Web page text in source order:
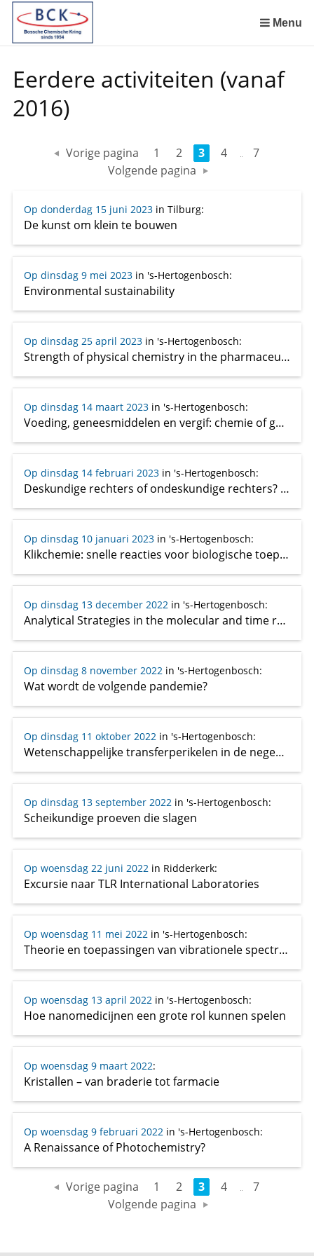
Sla
links
over
naar
de
inhoud
Menu
Eerdere activiteiten (vanaf
2016)
Vorige pagina 1 2 3 4
7
Volgende pagina
Op donderdag 15 juni 2023in Tilburg:
De kunst om klein te bouwen
Op dinsdag 9 mei 2023in 's-Hertogenbosch:
Environmental sustainability
Op dinsdag 25 april 2023in 's-Hertogenbosch:
Strength of physical chemistry in the pharmaceutical industry
Op dinsdag 14 maart 2023in 's-Hertogenbosch:
Voeding, geneesmiddelen en vergif: chemie of geloof?
Op dinsdag 14 februari 2023in 's-Hertogenbosch:
Deskundige rechters of ondeskundige rechters? De rol van deskundigen in de rechtspraak
Op dinsdag 10 januari 2023in 's-Hertogenbosch:
Klikchemie: snelle reacties voor biologische toepassingen
Op dinsdag 13 december 2022 in 's-Hertogenbosch:
Analytical Strategies in the molecular and time resolved imaging of complex systems
Op dinsdag 8 november 2022 in 's-Hertogenbosch:
Wat wordt de volgende pandemie?
Op dinsdag 11 oktober 2022 in 's-Hertogenbosch:
Wetenschappelijke transferperikelen in de negentiende eeuw: Van ’t Hoff en de aanbiedingen uit Duitsland
Op dinsdag 13 september 2022 in 's-Hertogenbosch:
Scheikundige proeven die slagen
Op woensdag 22 juni 2022 in Ridderkerk:
Excursie naar TLR International Laboratories
Op woensdag 11 mei 2022 in 's-Hertogenbosch:
Theorie en toepassingen van vibrationele spectroscopie
Op woensdag 13 april 2022 in 's-Hertogenbosch:
Hoe nanomedicijnen een grote rol kunnen spelen
Op woensdag 9 maart 2022:
Kristallen – van braderie tot farmacie
Op woensdag 9 februari 2022 in 's-Hertogenbosch:
A Renaissance of Photochemistry?
Vorige pagina 1 2 3 4
7
Volgende pagina